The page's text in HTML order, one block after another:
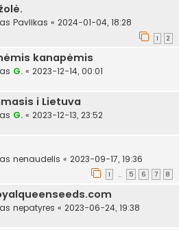
Pavlikas « 2024-01-04, 18:28
1 2
kanapėmis
G. « 2023-12-14, 00:01
i Lietuva
G. « 2023-12-13, 23:52
nenaudelis « 2023-09-17, 19:36
1 … 5 6 7 8
nepatyres « 2023-06-24, 19:38